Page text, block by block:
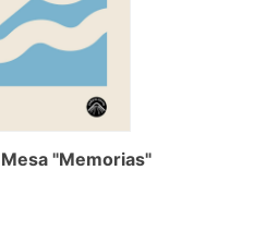
"Memorias"